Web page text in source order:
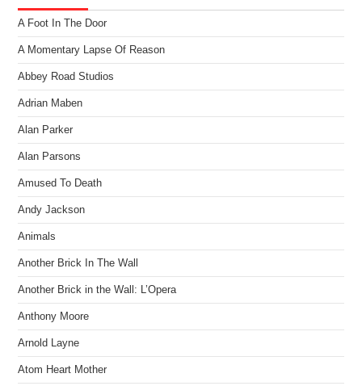
A Foot In The Door
A Momentary Lapse Of Reason
Abbey Road Studios
Adrian Maben
Alan Parker
Alan Parsons
Amused To Death
Andy Jackson
Animals
Another Brick In The Wall
Another Brick in the Wall: L’Opera
Anthony Moore
Arnold Layne
Atom Heart Mother